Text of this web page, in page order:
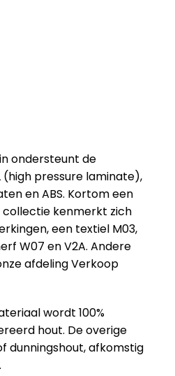
ondersteunt de
pressure laminate),
en ABS. Kortom een
kenmerkt zich
een textiel M03,
W07 en V2A. Andere
afdeling Verkoop
wordt 100%
hout. De overige
dunningshout, afkomstig